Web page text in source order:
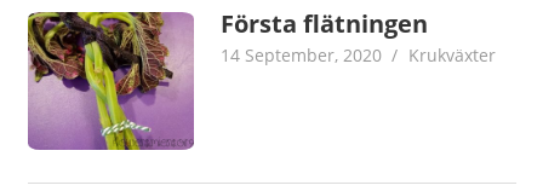
Första flätningen
14 September, 2020 admin
Krukväxter